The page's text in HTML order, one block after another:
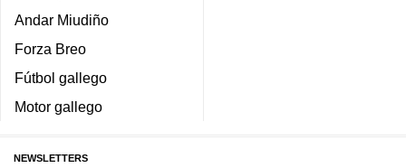
Andar Miudiño
Forza Breo
Fútbol gallego
Motor gallego
NEWSLETTERS